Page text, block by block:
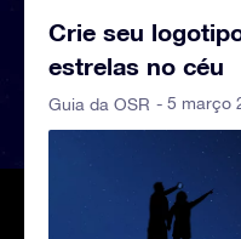
Crie seu
estrelas no céu
Guia da OSR - 5 março